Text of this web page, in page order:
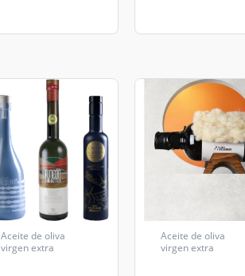
Aceite de oliva
virgen extra
Aceite de oliva
virgen extra